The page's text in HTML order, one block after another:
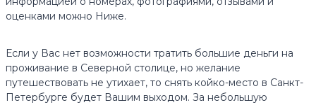
оценками можно Ниже.
Если у Вас нет возможности тратить большие деньги на
проживание в Северной столице, но желание
путешествовать не утихает, то снять койко-место в Санкт-
Петербурге будет Вашим выходом. За небольшую